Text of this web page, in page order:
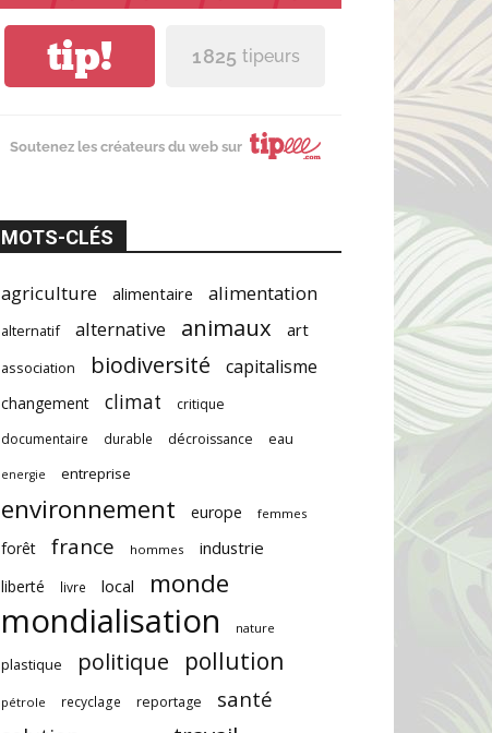
tip! 1 825 tipeurs
Soutenez les créateurs du web sur
MOTS-CLÉS
agriculture alimentaire alimentation
alternatif alternative animaux art
association biodiversité capitalisme
changement climat
critique
documentaire
durable décroissance eau
energie entreprise
environnement europe femmes
forêt france hommes industrie
liberté livre local monde
mondialisation nature
plastique politique pollution
pétrole recyclage reportage
santé